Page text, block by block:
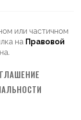
или частичном
на Правовой